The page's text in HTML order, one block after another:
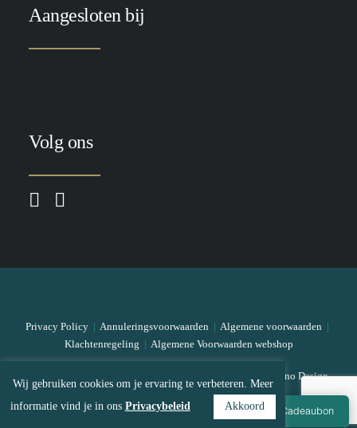
Aangesloten bij
Volg ons
Privacy Policy | Annuleringsvoorwaarden | Algemene voorwaarden |
Klachtenregeling | Algemene Voorwaarden webshop
Designed by Mono Design
Wij gebruiken cookies om je ervaring te verbeteren. Meer
informatie vind je in ons Privacybeleid Akkoord